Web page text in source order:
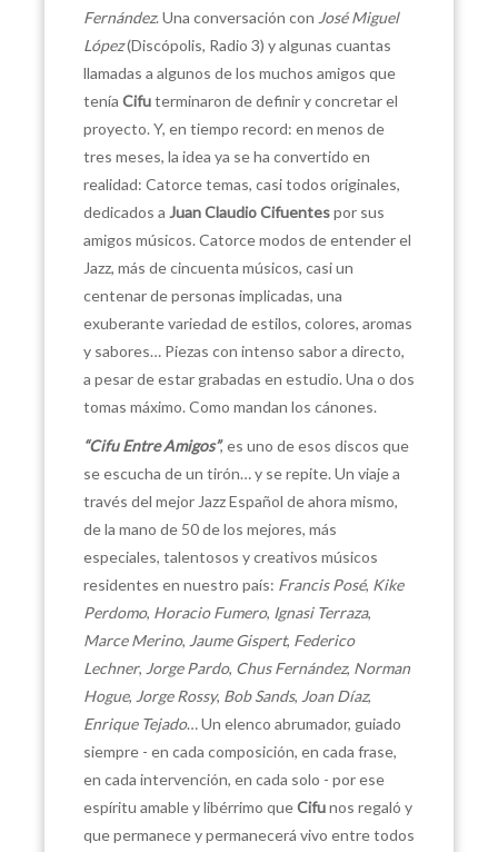
Fernández. Una conversación con José Miguel
López(Discópolis, Radio 3) y algunas cuantas
llamadas a algunos de los muchos amigos que
tenía Cifuterminaron de definir y concretar el
proyecto. Y, en tiempo record: en menos de
tres meses, la idea ya se ha convertido en
realidad: Catorce temas, casi todos originales,
dedicados a Juan Claudio Cifuentespor sus
amigos músicos. Catorce modos de entender el
Jazz, más de cincuenta músicos, casi un
centenar de personas implicadas, una
exuberante variedad de estilos, colores, aromas
y sabores… Piezas con intenso sabor a directo,
a pesar de estar grabadas en estudio. Una o dos
tomas máximo. Como mandan los cánones.
“Cifu Entre Amigos”, es uno de esos discos que
se escucha de un tirón… y se repite. Un viaje a
través del mejor Jazz Español de ahora mismo,
de la mano de 50 de los mejores, más
especiales, talentosos y creativos músicos
residentes en nuestro país: Francis Posé, Kike
Perdomo, Horacio Fumero, Ignasi Terraza,
Marce Merino, Jaume Gispert, Federico
Lechner, Jorge Pardo, Chus Fernández, Norman
Hogue, Jorge Rossy, Bob Sands, Joan Díaz,
Enrique Tejado… Un elenco abrumador, guiado
siempre - en cada composición, en cada frase,
en cada intervención, en cada solo - por ese
espíritu amable y libérrimo queCifunos regaló y
que permanece y permanecerá vivo entre todos